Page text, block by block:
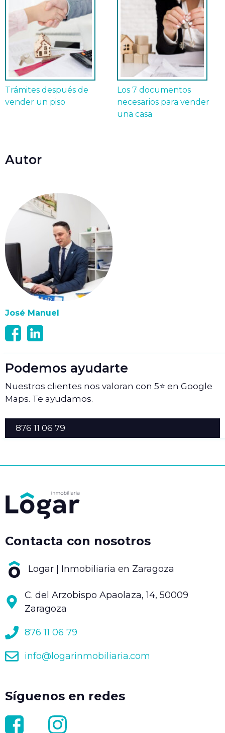
Trámites después de
vender un piso
Los 7 documentos
necesarios para vender
una casa
Autor
José Manuel
Podemos ayudarte
Nuestros clientes nos valoran con 5⭐ en Google
Maps. Te ayudamos.
876 11 06 79
Contacta con nosotros
Logar | Inmobiliaria en Zaragoza
C. del Arzobispo Apaolaza, 14, 50009
Zaragoza
876 11 06 79
info@logarinmobiliaria.com
Síguenos en redes